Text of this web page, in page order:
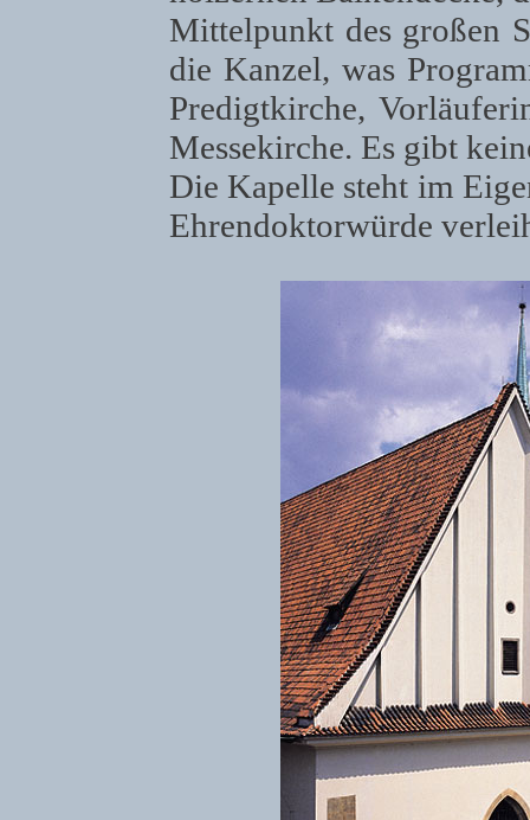
Mittelpunkt des großen
die Kanzel, was
Predigtkirche,
Messekirche. Es gibt
Die Kapelle steht im
Ehrendoktorwürde